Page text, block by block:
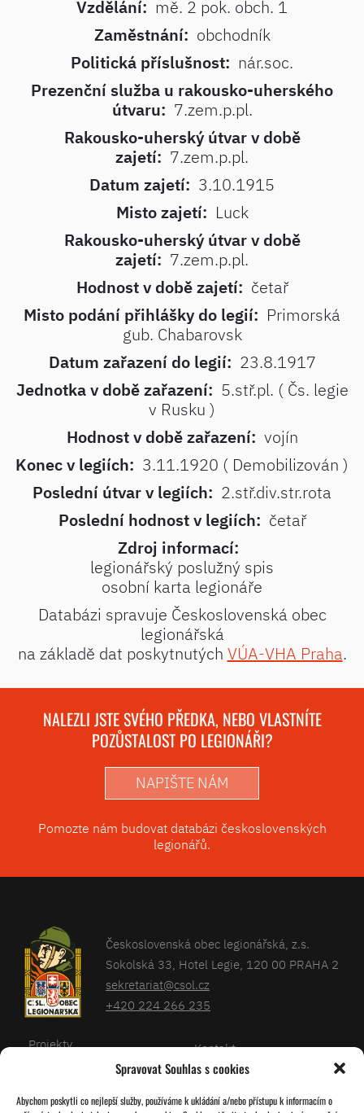
Spravovat Souhlas s cookies
Abychom poskytli co nejlepší služby, používáme k ukládání a/nebo přístupu k informacím o
Vzdělání: mě. 2 pok. obch. 1
Zaměstnání: obchodník
Politická příslušnost: nár.soc.
Prezenční služba u rakousko-uherského
útvaru: 7.zem.p.pl.
Rakousko-uherský útvar v době
zajetí: 7.zem.p.pl.
Datum zajetí: 3.10.1915
Misto zajetí: Luck
Rakousko-uherský útvar v době
zajetí: 7.zem.p.pl.
Hodnost v době zajetí: četař
Misto podání přihlášky do legií: Primorská
gub. Chabarovsk
Datum zařazení do legií: 23.8.1917
Jednotka v době zařazení: 5.stř.pl. ( Čs. legie
v Rusku )
Hodnost v době zařazení: vojín
Konec v legiích: 3.11.1920 ( Demobilizován )
Poslední útvar v legiích: 2.stř.div.str.rota
Poslední hodnost v legiích: četař
Zdroj informací:
legionářský poslužný spis
osobní karta legionáře
Databázi spravuje Československá obec
legionářská
na základě dat poskytnutých VÚA-VHA Praha.
NALEZLI JSTE SVÉHO PŘEDKA, NEBO VLASTNÍTE
POZŮSTALOST PO LEGIONÁŘI?
NAPIŠTE NÁM
Pomozte nám budovat databázi československých
legionářů.
Československá obec legionářská, z.s.
Sokolská 33, Hotel Legie, 120 00 PRAHA 2
sekretariat@csol.cz
+420 224 266 235
Projekty
Kalendář
Kontakt
Databáze legionářů
Pro členy